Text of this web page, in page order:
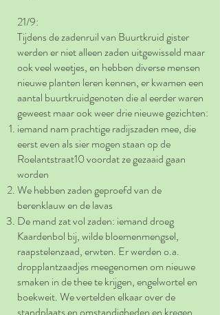
21/9:
Tijdens de zadenruil van Buurtkruid gister
werden er niet alleen zaden uitgewisseld maar
ook veel weetjes, en hebben diverse mensen
nieuwe planten leren kennen, er kwamen een
aantal buurtkruidgenoten die al eerder waren
geweest maar ook weer drie nieuwe gezichten:
iemand nam prachtige radijszaden mee, die
eerst even als sier mogen staan op de
Roelantstraat10 voordat ze gezaaid gaan
worden
We hebben zaden geproefd van de
berenklauw en de lavas
De mand zat vol zaden: iemand droeg
Kaardenbol bij, wilde bloemenmengsel,
raapstelenzaad, erwten. Er werden o.a.
dropplantzaadjes meegenomen om nieuwe
smaken in de thee te krijgen, engelwortel en
boekweit. We vertelden elkaar over de